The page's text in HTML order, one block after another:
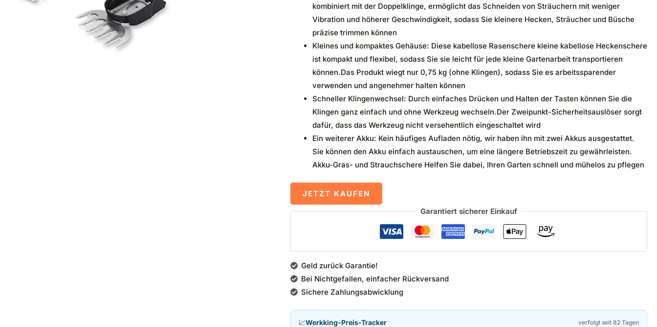
kombiniert mit der Doppelklinge, ermöglicht das Schneiden von Sträuchern mit weniger
Vibration und höherer Geschwindigkeit, sodass Sie kleinere Hecken, Sträucher und Büsche
präzise trimmen können
Kleines und kompaktes Gehäuse: Diese kabellose Rasenschere kleine kabellose Heckenschere
ist kompakt und flexibel, sodass Sie sie leicht für jede kleine Gartenarbeit transportieren
können.Das Produkt wiegt nur 0,75 kg (ohne Klingen), sodass Sie es arbeitssparender
verwenden und angenehmer halten können
Schneller Klingenwechsel: Durch einfaches Drücken und Halten der Tasten können Sie die
Klingen ganz einfach und ohne Werkzeug wechseln.Der Zweipunkt-Sicherheitsauslöser sorgt
dafür, dass das Werkzeug nicht versehentlich eingeschaltet wird
Ein weiterer Akku: Kein häufiges Aufladen nötig, wir haben ihn mit zwei Akkus ausgestattet.
Sie können den Akku einfach austauschen, um eine längere Betriebszeit zu gewährleisten.
Akku-Gras- und Strauchschere Helfen Sie dabei, Ihren Garten schnell und mühelos zu pflegen
JETZT KAUFEN
Garantiert sicherer Einkauf
Geld zurück Garantie!
Bei Nichtgefallen, einfacher Rückversand
Sichere Zahlungsabwicklung
📈Werkking-Preis-Tracker verfolgt seit 82 Tagen